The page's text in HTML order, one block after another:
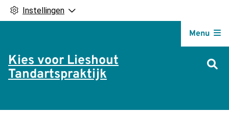
Instellingen
Kies voor Lieshout
Tandartspraktijk
Menu